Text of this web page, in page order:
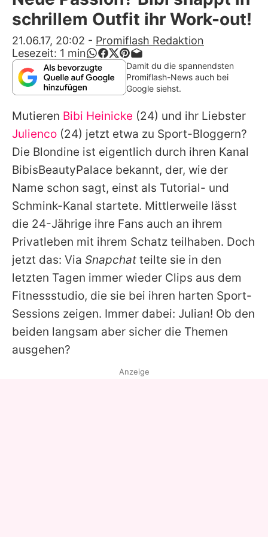
Alle Themen auf Promiflash
App runterladen
Team
Redaktionelle Richtlinien
Impressum
Datenschutzerklärung
Nutzungsbedingungen
Utiq verwalten
schrillem Outfit ihr Work-out!
21.06.17, 20:02 - Promiflash Redaktion
Lesezeit: 1 min
Damit du die spannendsten
Promiflash-News auch bei
Google siehst.
Mutieren Bibi Heinicke (24) und ihr Liebster
Julienco (24) jetzt etwa zu Sport-Bloggern?
Die Blondine ist eigentlich durch ihren Kanal
BibisBeautyPalace bekannt, der, wie der
Name schon sagt, einst als Tutorial- und
Schmink-Kanal startete. Mittlerweile lässt
die 24-Jährige ihre Fans auch an ihrem
Privatleben mit ihrem Schatz teilhaben. Doch
jetzt das: Via Snapchat teilte sie in den
letzten Tagen immer wieder Clips aus dem
Fitnessstudio, die sie bei ihren harten Sport-
Sessions zeigen. Immer dabei: Julian! Ob den
beiden langsam aber sicher die Themen
ausgehen?
Anzeige